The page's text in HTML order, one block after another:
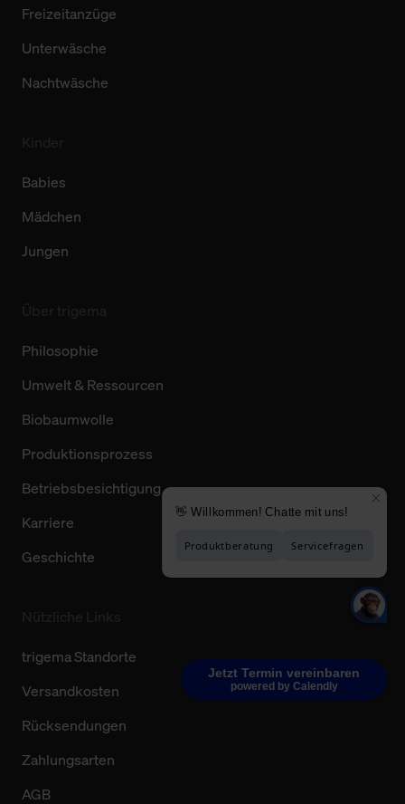
Jetzt Termin vereinbaren
powered by Calendly
Freizeitanzüge
Unterwäsche
Nachtwäsche
Babies
Mädchen
Jungen
Philosophie
Umwelt & Ressourcen
Biobaumwolle
Produktionsprozess
Betriebsbesichtigung
Karriere
Geschichte
trigema Standorte
Versandkosten
Rücksendungen
Zahlungsarten
AGB